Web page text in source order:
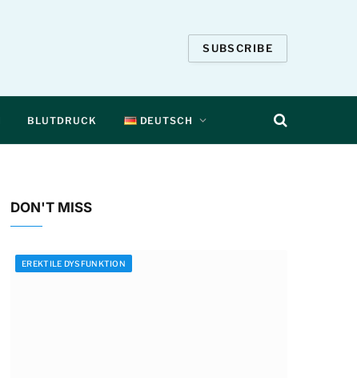
SUBSCRIBE
BLUTDRUCK DEUTSCH
DON'T MISS
EREKTILE DYSFUNKTION